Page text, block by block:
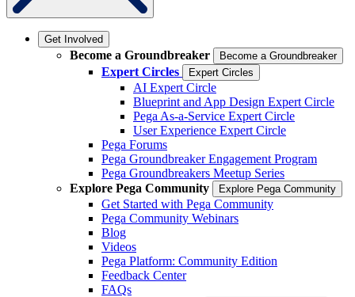
Get Involved
Become a Groundbreaker Become a Groundbreaker
Expert Circles Expert Circles
AI Expert Circle
Blueprint and App Design Expert Circle
Pega As-a-Service Expert Circle
User Experience Expert Circle
Pega Forums
Pega Groundbreaker Engagement Program
Pega Groundbreakers Meetup Series
Explore Pega Community
Explore Pega Community
Get Started with Pega Community
Pega Community Webinars
Blog
Videos
Pega Platform: Community Edition
Feedback Center
FAQs